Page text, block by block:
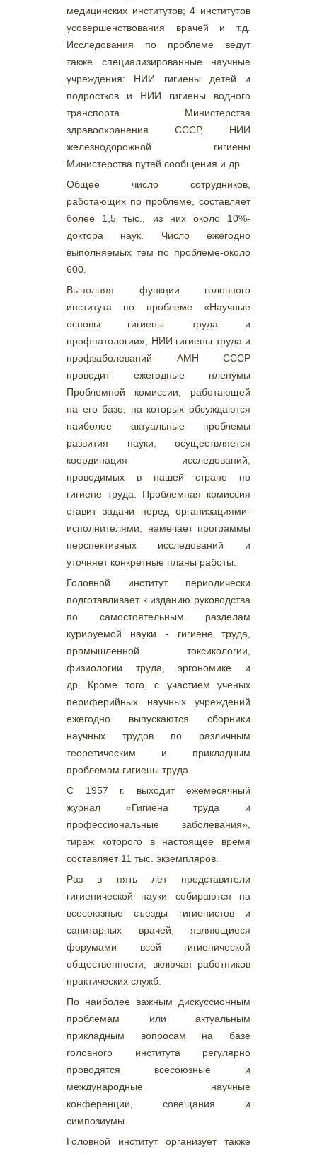
медицинских институтов; 4 институтов
усовершенствования врачей и т.д.
Исследования по проблеме ведут
также специализированные научные
учреждения: НИИ гигиены детей и
подростков и НИИ гигиены водного
транспорта Министерства
здравоохранения СССР, НИИ
железнодорожной гигиены
Министерства путей сообщения и др.
Общее число сотрудников,
работающих по проблеме, составляет
более 1,5 тыс., из них около 10%-
доктора наук. Число ежегодно
выполняемых тем по проблеме-около
600.
Выполняя функции головного
института по проблеме «Научные
основы гигиены труда и
профпатологии», НИИ гигиены труда и
профзаболеваний АМН СССР
проводит ежегодные пленумы
Проблемной комиссии, работающей
на его базе, на которых обсуждаются
наиболее актуальные проблемы
развития науки, осуществляется
координация исследований,
проводимых в нашей стране по
гигиене труда. Проблемная комиссия
ставит задачи перед организациями-
исполнителями, намечает программы
перспективных исследований и
уточняет конкретные планы работы.
Головной институт периодически
подготавливает к изданию руководства
по самостоятельным разделам
курируемой науки - гигиене труда,
промышленной токсикологии,
физиологии труда, эргономике и
др. Кроме того, с участием ученых
периферийных научных учреждений
ежегодно выпускаются сборники
научных трудов по различным
теоретическим и прикладным
проблемам гигиены труда.
С 1957 г. выходит ежемесячный
журнал «Гигиена труда и
профессиональные заболевания»,
тираж которого в настоящее время
составляет 11 тыс. экземпляров.
Раз в пять лет представители
гигиенической науки собираются на
всесоюзные съезды гигиенистов и
санитарных врачей, являющиеся
форумами всей гигиенической
общественности, включая работников
практических служб.
По наиболее важным дискуссионным
проблемам или актуальным
прикладным вопросам на базе
головного института регулярно
проводятся всесоюзные и
международные научные
конференции, совещания и
симпозиумы.
Головной институт организует также